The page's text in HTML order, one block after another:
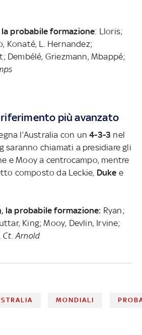
la probabile formazione: Lloris;
Konaté, L. Hernandez;
Dembélé, Griezmann, Mbappé;
più avanzato
l’Australia con un4-3-3 nel
saranno chiamati a presidiare gli
e Mooy a centrocampo, mentre
composto da Leckie, Duke e
la probabile formazione: Ryan;
King; Mooy, Devlin, Irvine;
Ct. Arnold
MONDIALI